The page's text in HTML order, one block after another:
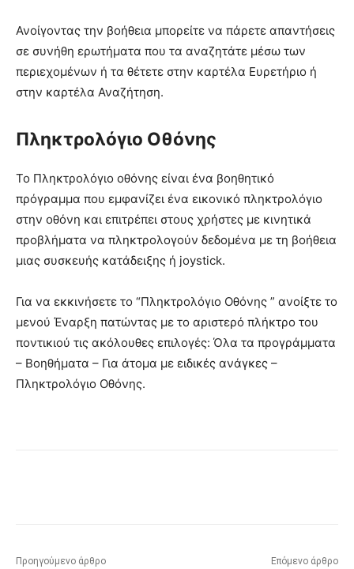
Ανοίγοντας την βοήθεια μπορείτε να πάρετε απαντήσεις
σε συνήθη ερωτήματα που τα αναζητάτε μέσω των
περιεχομένων ή τα θέτετε στην καρτέλα Ευρετήριο ή
στην καρτέλα Αναζήτηση.
Πληκτρολόγιο Οθόνης
Το Πληκτρολόγιο οθόνης είναι ένα βοηθητικό
πρόγραμμα που εμφανίζει ένα εικονικό πληκτρολόγιο
στην οθόνη και επιτρέπει στους χρήστες με κινητικά
προβλήματα να πληκτρολογούν δεδομένα με τη βοήθεια
μιας συσκευής κατάδειξης ή joystick.
Για να εκκινήσετε το “Πληκτρολόγιο Οθόνης ” ανοίξτε το
μενού Έναρξη πατώντας με το αριστερό πλήκτρο του
ποντικιού τις ακόλουθες επιλογές: Όλα τα προγράμματα
– Βοηθήματα – Για άτομα με ειδικές ανάγκες –
Πληκτρολόγιο Οθόνης.
Προηγούμενο άρθρο Επόμενο άρθρο